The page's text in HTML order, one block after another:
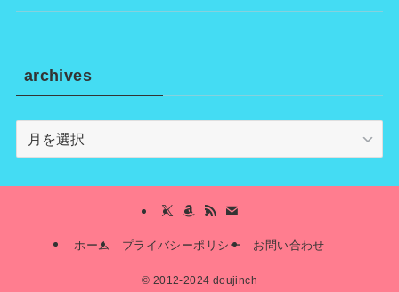
archives
archives
ホーム プライバシーポリシー お問い合わせ
© 2012-2024 doujinch